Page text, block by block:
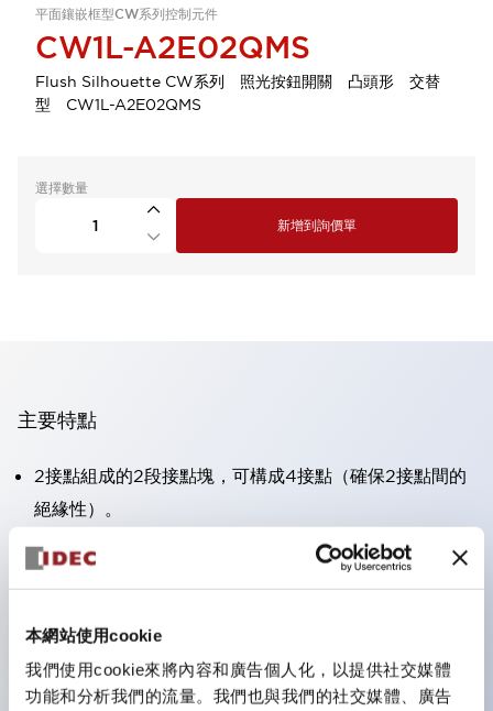
本網站使用cookie
我們使用cookie來將內容和廣告個人化，以提供社交媒體
功能和分析我們的流量。我們也與我們的社交媒體、廣告
平面鑲嵌框型CW系列控制元件
CW1L-A2E02QMS
Flush Silhouette CW系列 照光按鈕開關 凸頭形 交替
型 CW1L-A2E02QMS
選擇數量
新增到詢價單
主要特點
2接點組成的2段接點塊，可構成4接點（確保2接點間的
絕緣性）。
面板深度39.9mm（※11段接點塊）、59.9mm（※22段
接點塊）。可實現省空間設計。
防護結構